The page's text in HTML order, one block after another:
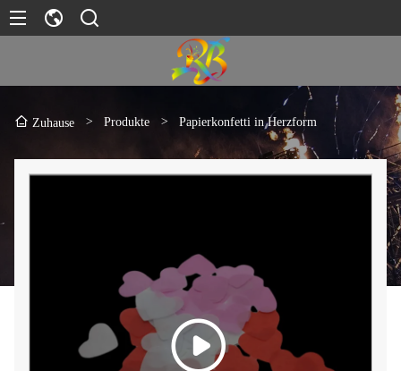
Zuhause > Produkte > Papierkonfetti in Herzform